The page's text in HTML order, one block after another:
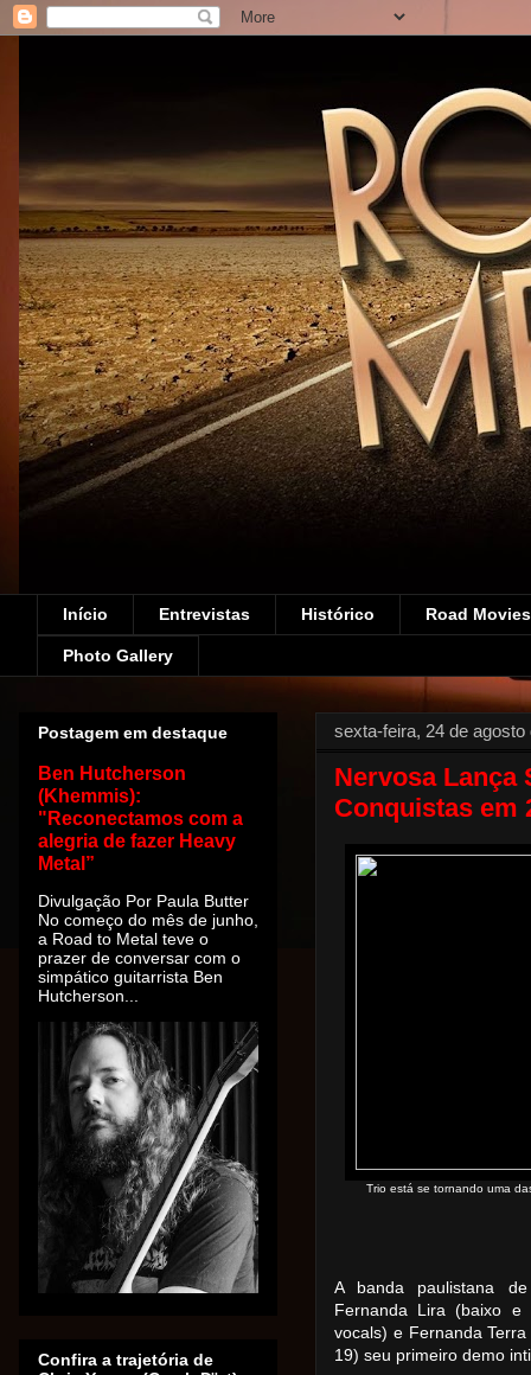
Início Entrevistas Histórico Road
Photo Gallery
sexta-feira, 24 de agosto
Nervosa Lança
Conquistas em
Trio está se tornando uma
A banda paulistana
Fernanda Lira (baixo e
vocals) e Fernanda
19) seu primeiro demo
Postagem em destaque
Ben Hutcherson
(Khemmis):
"Reconectamos com a
alegria de fazer Heavy
Metal”
Divulgação Por Paula Butter
No começo do mês de junho,
a Road to Metal teve o
prazer de conversar com o
simpático guitarrista Ben
Hutcherson...
Confira a trajetória de